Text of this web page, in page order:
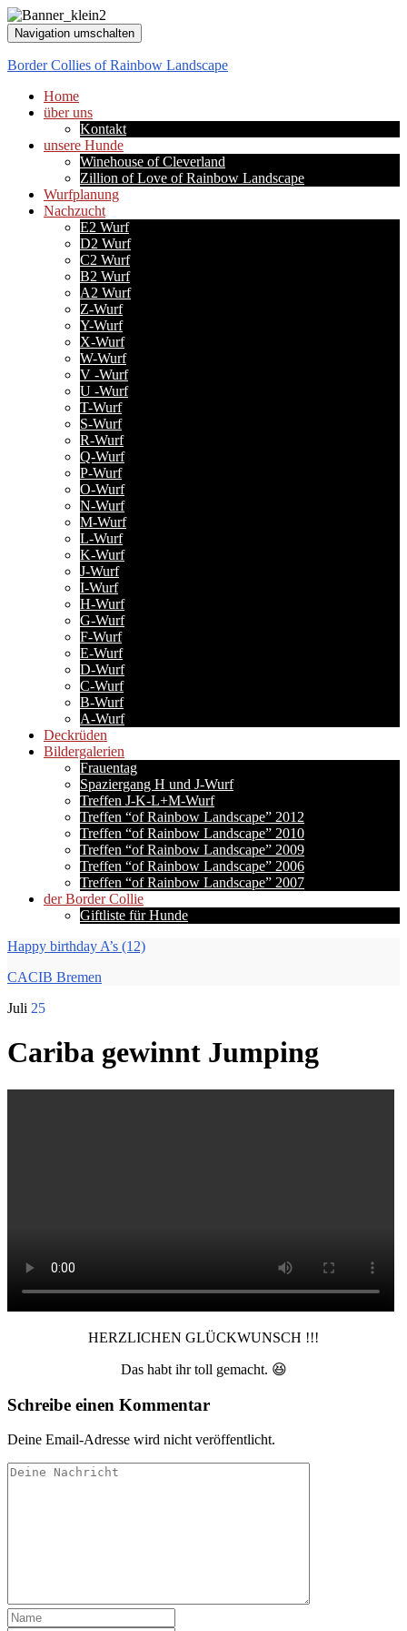
Navigation umschalten
Border Collies of Rainbow Landscape
Home
über uns
Kontakt
unsere Hunde
Winehouse of Cleverland
Zillion of Love of Rainbow Landscape
Wurfplanung
Nachzucht
E2 Wurf
D2 Wurf
C2 Wurf
B2 Wurf
A2 Wurf
Z-Wurf
Y-Wurf
X-Wurf
W-Wurf
V -Wurf
U -Wurf
T-Wurf
S-Wurf
R-Wurf
Q-Wurf
P-Wurf
O-Wurf
N-Wurf
M-Wurf
L-Wurf
K-Wurf
J-Wurf
I-Wurf
H-Wurf
G-Wurf
F-Wurf
E-Wurf
D-Wurf
C-Wurf
B-Wurf
A-Wurf
Deckrüden
Bildergalerien
Frauentag
Spaziergang H und J-Wurf
Treffen J-K-L+M-Wurf
Treffen “of Rainbow Landscape” 2012
Treffen “of Rainbow Landscape” 2010
Treffen “of Rainbow Landscape” 2009
Treffen “of Rainbow Landscape” 2006
Treffen “of Rainbow Landscape” 2007
der Border Collie
Giftliste für Hunde
Happy birthday A’s (12)
CACIB Bremen
Juli 25
Cariba gewinnt Jumping
HERZLICHEN GLÜCKWUNSCH !!!
Das habt ihr toll gemacht. 😆
Schreibe einen Kommentar
Deine Email-Adresse wird nicht veröffentlicht.